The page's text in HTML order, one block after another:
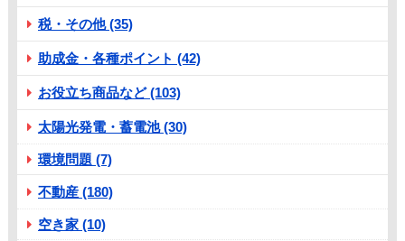
税・その他 (35)
助成金・各種ポイント (42)
お役立ち商品など (103)
太陽光発電・蓄電池 (30)
環境問題 (7)
不動産 (180)
空き家 (10)